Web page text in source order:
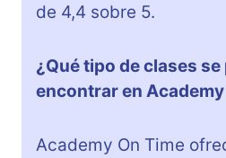
de 4,4 sobre 5.
¿Qué tipo de clases se
encontrar en Academy
Academy On Time